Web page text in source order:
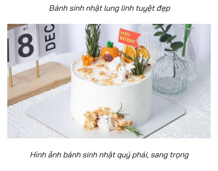
Bánh sinh nhật lung linh tuyệt đẹp
Hình ảnh bánh sinh nhật quý phái, sang trọng